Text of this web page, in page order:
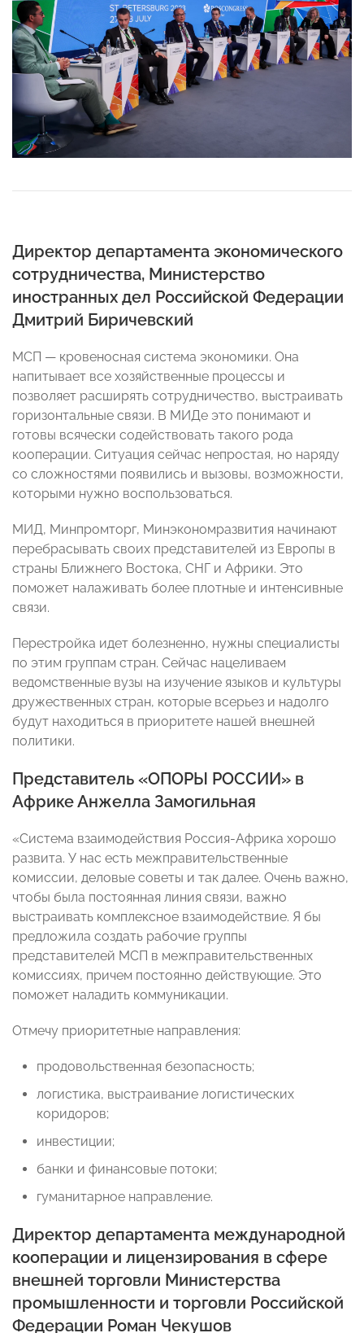
Директор департамента экономического
сотрудничества, Министерство
иностранных дел Российской Федерации
Дмитрий Биричевский
МСП — кровеносная система экономики. Она
напитывает все хозяйственные процессы и
позволяет расширять сотрудничество, выстраивать
горизонтальные связи. В МИДе это понимают и
готовы всячески содействовать такого рода
кооперации. Ситуация сейчас непростая, но наряду
со сложностями появились и вызовы, возможности,
которыми нужно воспользоваться.
МИД, Минпромторг, Минэкономразвития начинают
перебрасывать своих представителей из Европы в
страны Ближнего Востока, СНГ и Африки. Это
поможет налаживать более плотные и интенсивные
связи.
Перестройка идет болезненно, нужны специалисты
по этим группам стран. Сейчас нацеливаем
ведомственные вузы на изучение языков и культуры
дружественных стран, которые всерьез и надолго
будут находиться в приоритете нашей внешней
политики.
Представитель «ОПОРЫ РОССИИ» в
АфрикеАнжелла Замогильная
«Система взаимодействия Россия-Африка хорошо
развита. У нас есть межправительственные
комиссии, деловые советы и так далее. Очень важно,
чтобы была постоянная линия связи, важно
выстраивать комплексное взаимодействие. Я бы
предложила создать рабочие группы
представителей МСП в межправительственных
комиссиях, причем постоянно действующие. Это
поможет наладить коммуникации.
Отмечу приоритетные направления:
продовольственная безопасность;
логистика, выстраивание логистических
коридоров;
инвестиции;
банки и финансовые потоки;
гуманитарное направление.
Директор департамента международной
кооперации и лицензирования в сфере
внешней торговли Министерства
промышленности и торговли Российской
Федерации Роман Чекушов